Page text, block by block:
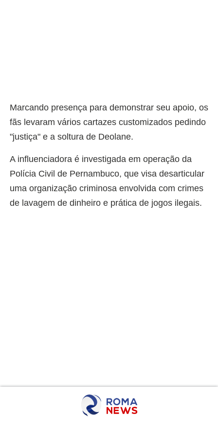
Marcando presença para demonstrar seu apoio, os
fãs levaram vários cartazes customizados pedindo
"justiça" e a soltura de Deolane.
A influenciadora é investigada em operação da
Polícia Civil de Pernambuco, que visa desarticular
uma organização criminosa envolvida com crimes
de lavagem de dinheiro e prática de jogos ilegais.